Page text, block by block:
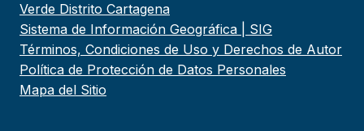
Verde Distrito Cartagena
Sistema de Información Geográfica | SIG
Términos, Condiciones de Uso y Derechos de Autor
Política de Protección de Datos Personales
Mapa del Sitio